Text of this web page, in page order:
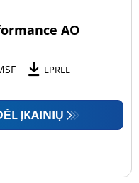
AO
EPREL
ĮKAINIŲ